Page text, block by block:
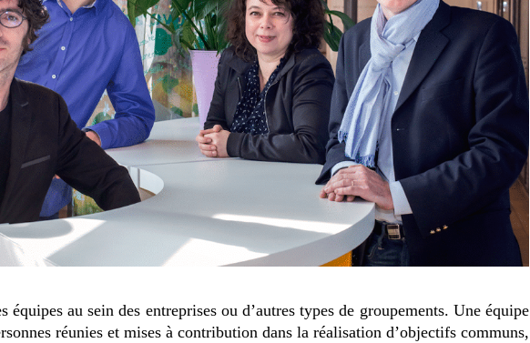
équipes au sein des entreprises ou d’autres types de groupements. Une équipe
réunies et mises à contribution dans la réalisation d’objectifs communs,